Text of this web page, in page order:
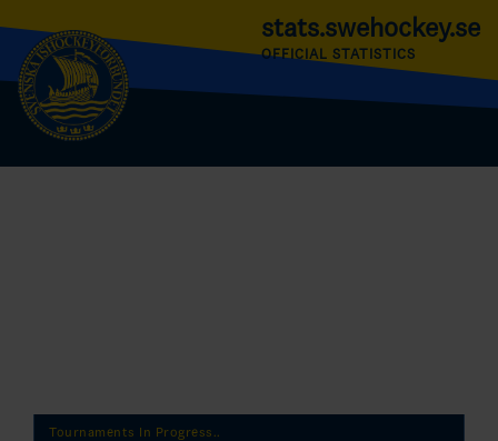
stats.swehockey.se
OFFICIAL STATISTICS
Tournaments In Progress..